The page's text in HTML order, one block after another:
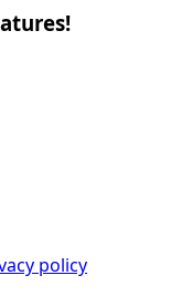
policy